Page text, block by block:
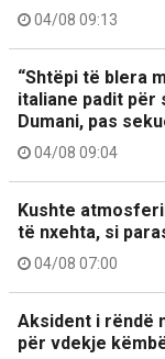
04/08 09:13
“Shtëpi të blera
italiane padit për
Dumani, pas
04/08 09:04
Kushte
të nxehta, si
04/08 07:00
Aksident i rëndë
për vdekje